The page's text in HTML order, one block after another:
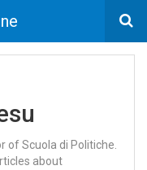
of Scuola di Politiche.
about